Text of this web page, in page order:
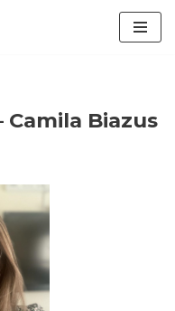
Camila Biazus